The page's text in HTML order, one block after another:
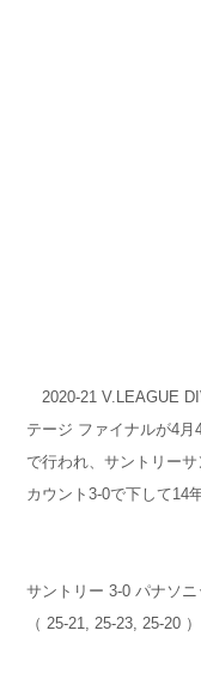
2020-21 V.LEAGUE
テージ ファイナルが4月
で行われ、サントリー
カウント3-0で下して14
サントリー 3-0 パナソニ
（ 25-21, 25-23, 25-20 ）